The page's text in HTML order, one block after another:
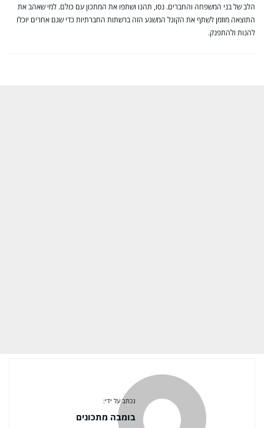
הלב של בני המשפחה והחברים. נסו, תהנו ושתפו את המתכון עם כולם. למי שאהב את
התוצאה מוזמן לשתף את הקוגל המשגע הזה ברשתות החברתיות כדי שגם אחרים יוכלו
להנות ולהתפנק.
נכתב על ידי:
בומבה מתכונים